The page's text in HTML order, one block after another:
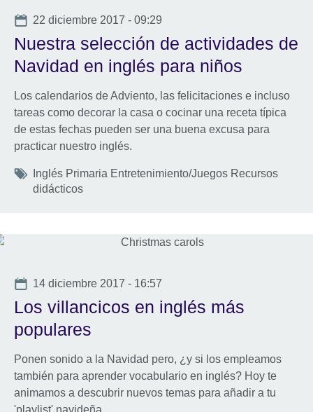
Date
22 diciembre 2017 - 09:29
Nuestra selección de actividades de
Navidad en inglés para niños
Los calendarios de Adviento, las felicitaciones e incluso
tareas como decorar la casa o cocinar una receta típica
de estas fechas pueden ser una buena excusa para
practicar nuestro inglés.
Tags
Inglés Primaria Entretenimiento/Juegos Recursos
didácticos
Date
14 diciembre 2017 - 16:57
Los villancicos en inglés más
populares
Ponen sonido a la Navidad pero, ¿y si los empleamos
también para aprender vocabulario en inglés? Hoy te
animamos a descubrir nuevos temas para añadir a tu
'playlist' navideña.